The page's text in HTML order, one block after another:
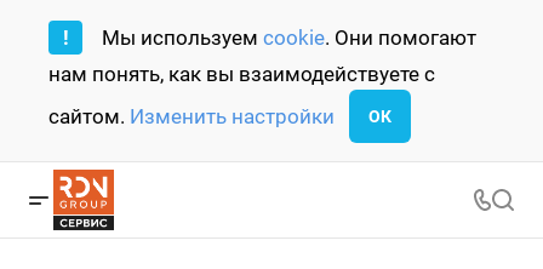
! Мы используем cookie. Они помогают
нам понять, как вы взаимодействуете с
сайтом. Изменить настройки ОК